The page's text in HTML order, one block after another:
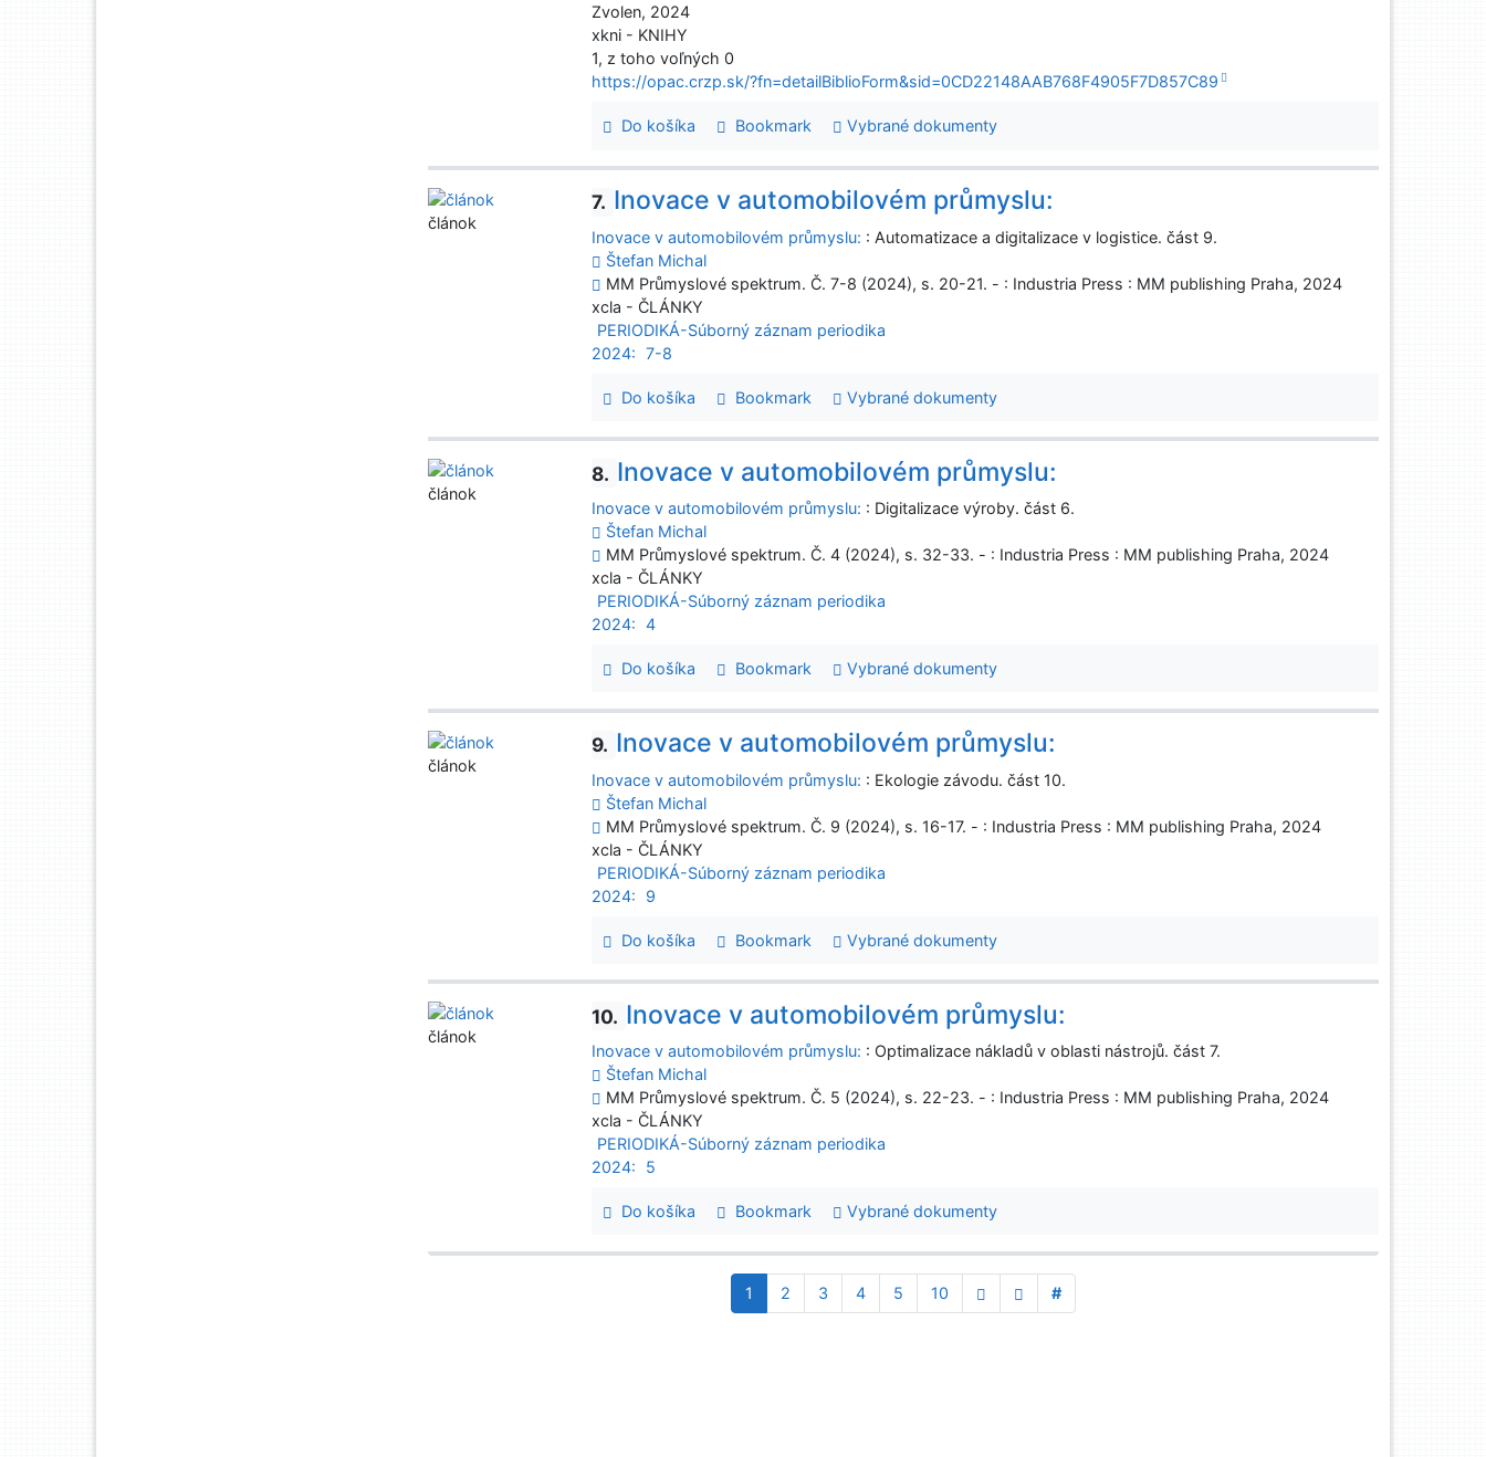
Zvolen, 2024
xkni - KNIHY
1, z toho voľných 0
https://opac.crzp.sk/?fn=detailBiblioForm&sid=0CD22148AAB768F4905F7D857C89
Do košíka Bookmark Vybrané dokumenty
7. Inovace v automobilovém průmyslu:
Inovace v automobilovém průmyslu: : Automatizace a digitalizace v logistice. část 9.
Štefan Michal
MM Průmyslové spektrum. Č. 7-8 (2024), s. 20-21. - : Industria Press : MM publishing Praha, 2024
xcla - ČLÁNKY
PERIODIKÁ-Súborný záznam periodika
2024:
7-8
Do košíka Bookmark Vybrané dokumenty
článok
8. Inovace v automobilovém průmyslu:
Inovace v automobilovém průmyslu: : Digitalizace výroby. část 6.
Štefan Michal
MM Průmyslové spektrum. Č. 4 (2024), s. 32-33. - : Industria Press : MM publishing Praha, 2024
xcla - ČLÁNKY
PERIODIKÁ-Súborný záznam periodika
2024:
4
Do košíka Bookmark Vybrané dokumenty
článok
9. Inovace v automobilovém průmyslu:
Inovace v automobilovém průmyslu: : Ekologie závodu. část 10.
Štefan Michal
MM Průmyslové spektrum. Č. 9 (2024), s. 16-17. - : Industria Press : MM publishing Praha, 2024
xcla - ČLÁNKY
PERIODIKÁ-Súborný záznam periodika
2024:
9
Do košíka Bookmark Vybrané dokumenty
článok
10. Inovace v automobilovém průmyslu:
Inovace v automobilovém průmyslu: : Optimalizace nákladů v oblasti nástrojů. část 7.
Štefan Michal
MM Průmyslové spektrum. Č. 5 (2024), s. 22-23. - : Industria Press : MM publishing Praha, 2024
xcla - ČLÁNKY
PERIODIKÁ-Súborný záznam periodika
2024:
5
Do košíka Bookmark Vybrané dokumenty
článok
1 2 3 4 5 10 #